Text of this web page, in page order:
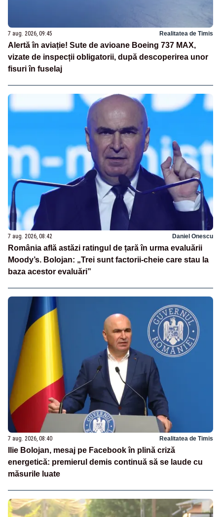
7 aug. 2026, 09:45 Realitatea de Timis
Alertă în aviație! Sute de avioane Boeing 737 MAX,
vizate de inspecții obligatorii, după descoperirea unor
fisuri în fuselaj
7 aug. 2026, 08:42 Daniel Onescu
România află astăzi ratingul de țară în urma evaluării
Moody’s. Bolojan: „Trei sunt factorii-cheie care stau la
baza acestor evaluări”
7 aug. 2026, 08:40 Realitatea de Timis
Ilie Bolojan, mesaj pe Facebook în plină criză
energetică: premierul demis continuă să se laude cu
măsurile luate